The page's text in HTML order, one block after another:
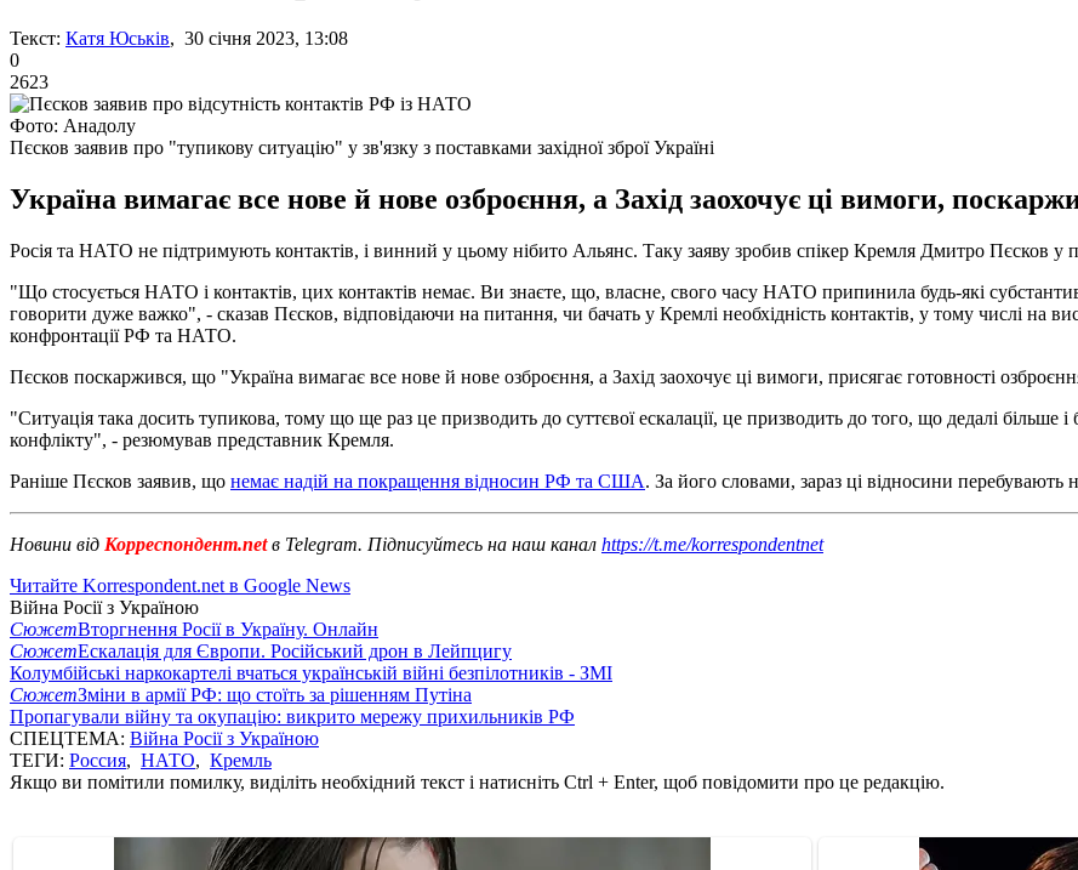
Текст: Катя Юськів, 30 січня 2023, 13:08
0
2623
Фото: Анадолу
Пєсков заявив про "тупикову ситуацію" у зв'язку з поставками західної зброї Україні
Україна вимагає все нове й нове озброєння, а Захід заохочує ці вимоги,
Росія та НАТО не підтримують контактів, і винний у цьому нібито Альянс. Таку заяву зробив спікер Кремля Дмитро Пєсков у
"Що стосується НАТО і контактів, цих контактів немає. Ви знаєте, що, власне, свого часу НАТО припинила будь-які
говорити дуже важко", - сказав Пєсков, відповідаючи на питання, чи бачать у Кремлі необхідність контактів, у тому числі на
конфронтації РФ та НАТО.
Пєсков поскаржився, що "Україна вимагає все нове й нове озброєння, а Захід заохочує ці вимоги, присягає готовності
"Ситуація така досить тупикова, тому що ще раз це призводить до суттєвої ескалації, це призводить до того, що дедалі
конфлікту", - резюмував представник Кремля.
Раніше Пєсков заявив, що немає надій на покращення відносин РФ та США. За його словами, зараз ці відносини перебувають
Новини від Корреспондент.netв Telegram. Підписуйтесь на наш канал https://t.me/korrespondentnet
Читайте Korrespondent.net в Google News
Війна Росії з Україною
СюжетВторгнення Росії в Україну. Онлайн
СюжетЕскалація для Європи. Російський дрон в Лейпцигу
Колумбійські наркокартелі вчаться українській війні безпілотників - ЗМІ
СюжетЗміни в армії РФ: що стоїть за рішенням Путіна
Пропагували війну та окупацію: викрито мережу прихильників РФ
СПЕЦТЕМА: Війна Росії з Україною
ТЕГИ: Россия, НАТО, Кремль
Якщо ви помітили помилку, виділіть необхідний текст і натисніть Ctrl + Enter, щоб повідомити про це редакцію.